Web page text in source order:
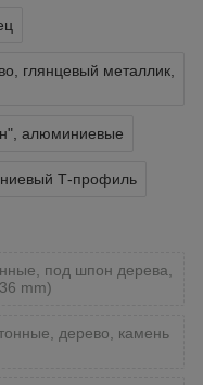
глянцевый металлик,
алюминиевые
Т-профиль
под шпон дерева,
mm)
дерево, камень